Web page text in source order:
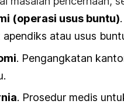
(operasi usus buntu).
atau usus
. Pengangkatan
. Prosedur medis